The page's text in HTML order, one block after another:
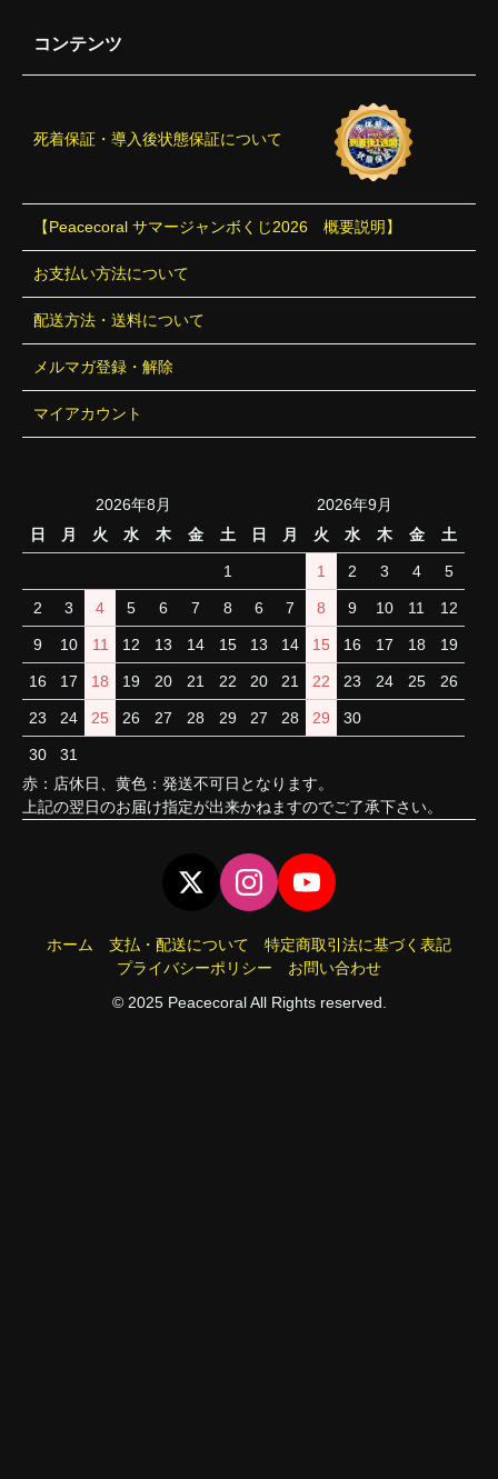
コンテンツ
死着保証・導入後状態保証について
【Peacecoral サマージャンボくじ2026 概要説明】
お支払い方法について
配送方法・送料について
メルマガ登録・解除
マイアカウント
2026年8月
日
月 火 水 木 金 土
1
2 3 4 5 6 7 8
9 10 11 12 13 14 15
16 17 18 19 20 21 22
23 24 25 26 27 28 29
30 31
2026年9月
日
月 火 水 木 金 土
1 2 3 4 5
6 7 8 9 10 11 12
13 14 15 16 17 18 19
20 21 22 23 24 25 26
27 28 29 30
赤：店休日、黄色：発送不可日となります。
上記の翌日のお届け指定が出来かねますのでご了承下さい。
ホーム 支払・配送について
特定商取引法に基づく表記
プライバシーポリシー
お問い合わせ
© 2025 Peacecoral All Rights reserved.